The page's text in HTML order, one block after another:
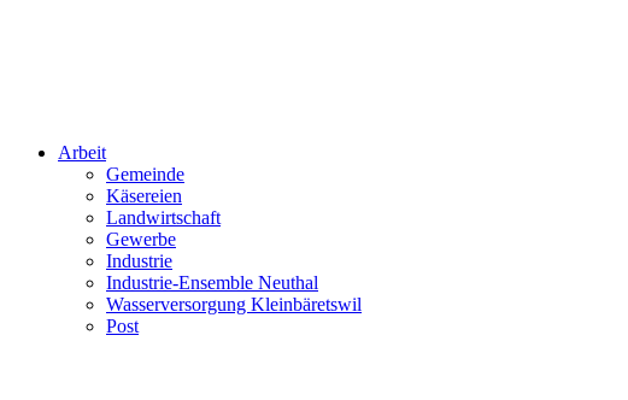
Arbeit
Gemeinde
Käsereien
Landwirtschaft
Gewerbe
Industrie
Industrie-Ensemble Neuthal
Wasserversorgung Kleinbäretswil
Post